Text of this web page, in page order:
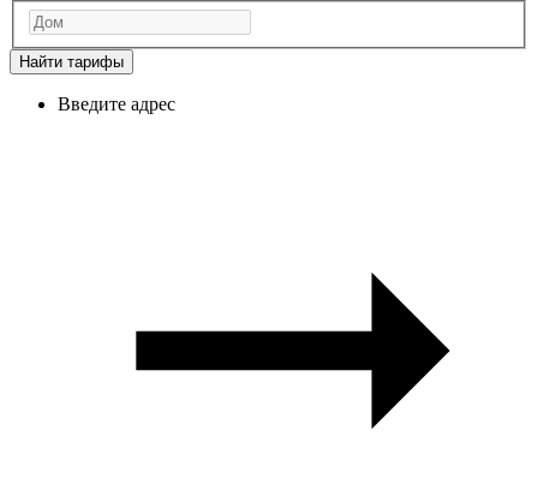
Найти тарифы
Введите адрес